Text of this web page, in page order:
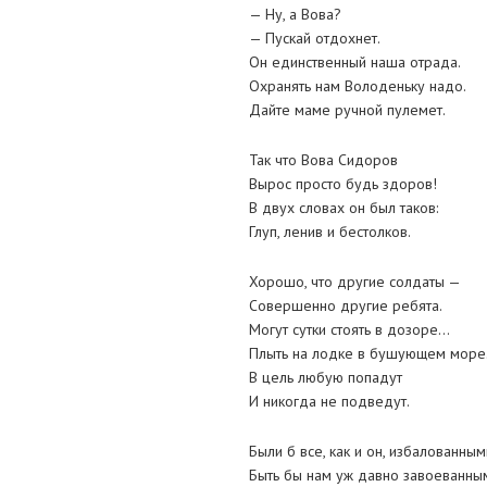
— Ну, а Вова?
— Пускай отдохнет.
Он единственный наша отрада.
Охранять нам Володеньку надо.
Дайте маме ручной пулемет.
Так что Вова Сидоров
Вырос просто будь здоров!
В двух словах он был таков:
Глуп, ленив и бестолков.
Хорошо, что другие солдаты —
Совершенно другие ребята.
Могут сутки стоять в дозоре…
Плыть на лодке в бушующем
В цель любую попадут
И никогда не подведут.
Были б все, как и он,
Быть бы нам уж давно